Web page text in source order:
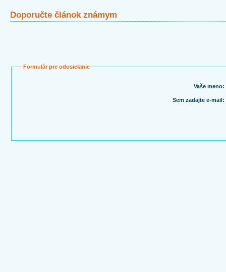
Doporučte článok známym
Formulár pre odosielanie
Vaše meno:
Sem zadajte e-mail: